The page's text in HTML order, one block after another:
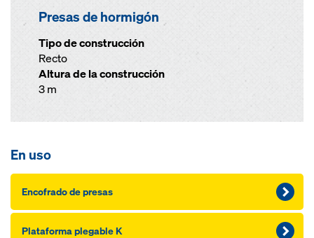
Presas de hormigón
Tipo de construcción
Recto
Altura de la construcción
3 m
En uso
Encofrado de presas
Plataforma plegable K